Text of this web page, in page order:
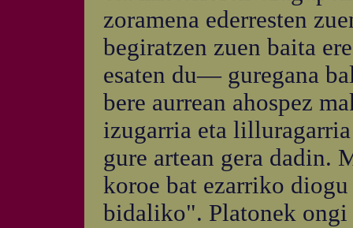
zoramena ederresten
begiratzen zuen baita
esaten du— guregana
bere aurrean ahospez
izugarria eta
gure artean gera dadin.
koroe bat ezarriko
bidaliko". Platonek